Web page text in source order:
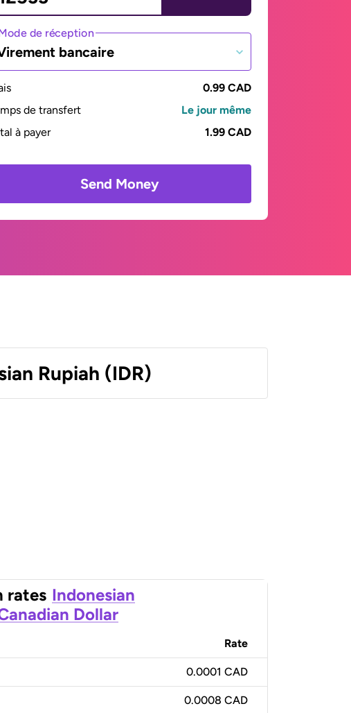
de réception
bancaire
0.99 CAD
de transfert
Le jour même
à payer
1.99 CAD
Send Money
Rupiah (IDR)
rates Indonesian
Dollar
Rate
0.0001 CAD
0.0008 CAD